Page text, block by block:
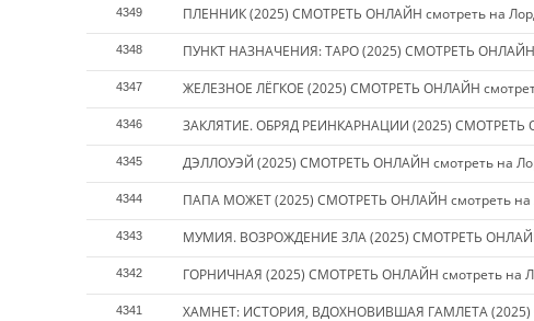
4349 ПЛЕННИК (2025) СМОТРЕТЬ ОНЛАЙН смотреть на
4348 ПУНКТ НАЗНАЧЕНИЯ: ТАРО (2025) СМОТРЕТЬ ОНЛАЙН
4347 ЖЕЛЕЗНОЕ ЛЁГКОЕ (2025) СМОТРЕТЬ ОНЛАЙН
4346 ЗАКЛЯТИЕ. ОБРЯД РЕИНКАРНАЦИИ (2025) СМОТРЕТЬ
4345 ДЭЛЛОУЭЙ (2025) СМОТРЕТЬ ОНЛАЙН смотреть на
4344 ПАПА МОЖЕТ (2025) СМОТРЕТЬ ОНЛАЙН смотреть на
4343 МУМИЯ. ВОЗРОЖДЕНИЕ ЗЛА (2025) СМОТРЕТЬ
4342 ГОРНИЧНАЯ (2025) СМОТРЕТЬ ОНЛАЙН смотреть на
4341 ХАМНЕТ: ИСТОРИЯ, ВДОХНОВИВШАЯ ГАМЛЕТА (2025)